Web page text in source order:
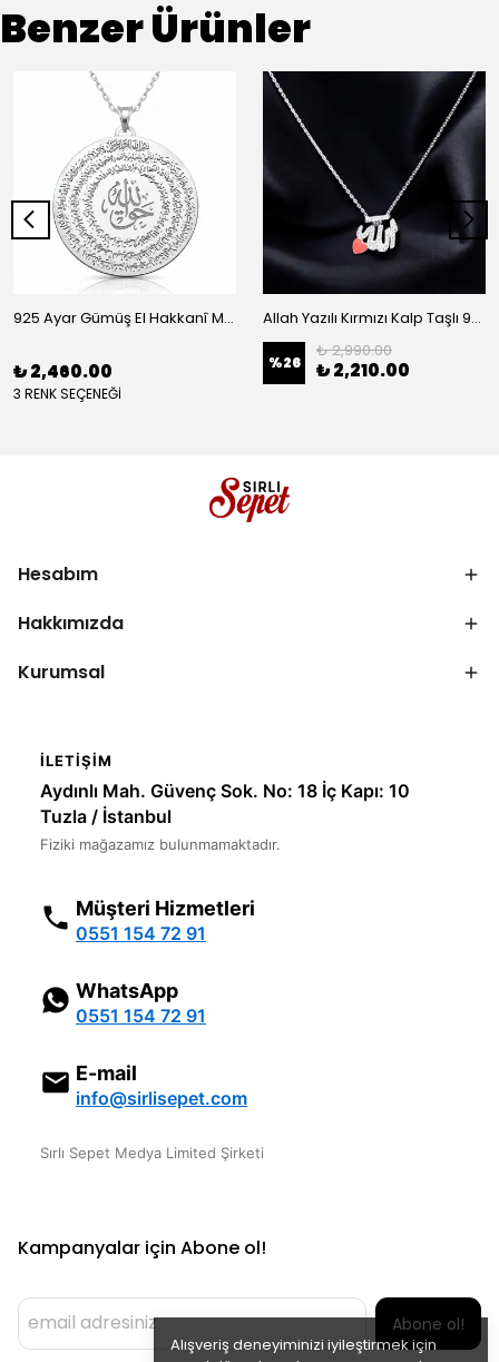
Alışveriş deneyiminizi iyileştirmek için
Benzer Ürünler
925 Ayar Gümüş El Hakkanî Mührü Kadın Kolye
₺ 2,460.00
3 RENK SEÇENEĞİ
Allah Yazılı Kırmızı Kalp Taşlı 925 Ayar Gümüş Kolye
%26
₺ 2,990.00
₺ 2,210.00
Hesabım
Hakkımızda
Kurumsal
İLETIŞIM
Aydınlı Mah. Güvenç Sok. No: 18 İç Kapı: 10
Tuzla / İstanbul
Fiziki mağazamız bulunmamaktadır.
Müşteri Hizmetleri
0551 154 72 91
WhatsApp
0551 154 72 91
E-mail
info@sirlisepet.com
Sırlı Sepet Medya Limited Şirketi
Kampanyalar için Abone ol!
Abone ol!